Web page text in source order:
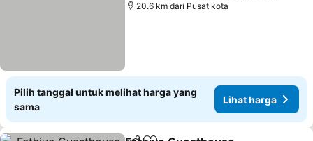
20.6 km dari Pusat kota
Pilih tanggal untuk melihat harga yang
sama
Lihat harga